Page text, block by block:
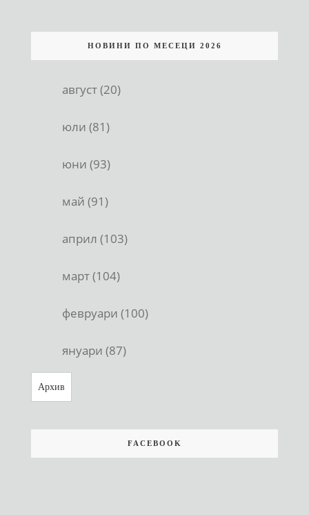
НОВИНИ ПО МЕСЕЦИ 2026
август (20)
юли (81)
юни (93)
май (91)
април (103)
март (104)
февруари (100)
януари (87)
Архив
FACEBOOK